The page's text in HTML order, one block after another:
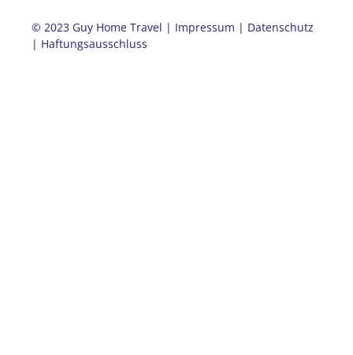
© 2023 Guy Home Travel | Impressum | Datenschutz
| Haftungsausschluss